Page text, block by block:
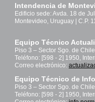
Intendencia de
Edificio sede: Avda. 18 de
Montevideo, Uruguay | C.P.
Equipo Técnico
Piso 3 – Sector Sgo. de
Teléfono: [598 - 2] 1950,
Correo electrónico:
Equipo Técnico de
Piso 3 – Sector Sgo. de
Teléfono: [598 - 2] 1950,